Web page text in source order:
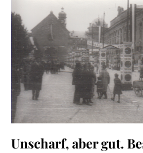
Unscharf, aber gut.